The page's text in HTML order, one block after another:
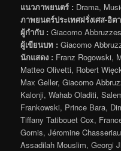
แนวภาพยนตร์ : Drama,
ภาพยนตร์ประเทศฝรั่งเศส-อิต
ผู้กำกับ : Giacomo
ผู้เขียนบท : Giacomo
นักแสดง : Franz Rogowski,
Matteo Olivetti, Robert
Max Geller, Giacomo
Kalonji, Wahab Oladiti,
Frankowski, Prince Bara,
Tiffany Tatibouet Cox,
Gomis, Jéromine
Assadilah Mouslim, Georgi